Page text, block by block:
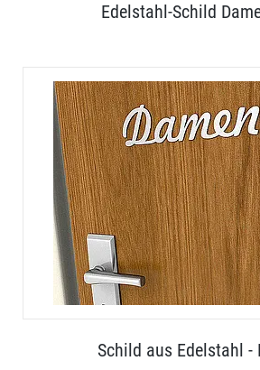
Edelstahl-Schild
Schild aus Edelstahl -